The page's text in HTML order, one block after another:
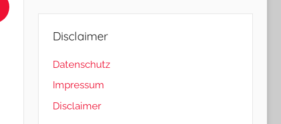
Disclaimer
Datenschutz
Impressum
Disclaimer